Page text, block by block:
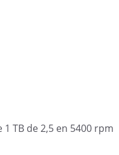
TB de 2,5 en 5400 rpm